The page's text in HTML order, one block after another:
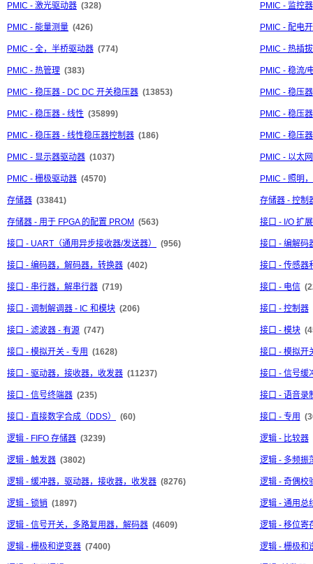
PMIC - 激光驱动器 (328) PMIC - 监控器
PMIC - 能量测量 (426) PMIC - 配电
PMIC - 全，半桥驱动器 (774) PMIC - 热插
PMIC - 热管理 (383) PMIC - 稳流/
PMIC - 稳压器 - DC DC 开关稳压器 (13853) PMIC - 稳压
PMIC - 稳压器 - 线性 (35899) PMIC - 稳压
PMIC - 稳压器 - 线性稳压器控制器 (186) PMIC - 稳压
PMIC - 显示器驱动器 (1037) PMIC - 以太
PMIC - 栅极驱动器 (4570) PMIC - 照明
存储器 (33841) 存储器 - 控制
存储器 - 用于 FPGA 的配置 PROM (563) 接口 - I/O 扩
接口 - UART（通用异步接收器/发送器） (956) 接口 - 编解码
接口 - 编码器，解码器，转换器 (402) 接口 - 传感器
接口 - 串行器，解串行器 (719) 接口 - 电信
接口 - 调制解调器 - IC 和模块 (206) 接口 - 控制器
接口 - 滤波器 - 有源 (747) 接口 - 模块
接口 - 模拟开关 - 专用 (1628) 接口 - 模拟开
接口 - 驱动器，接收器，收发器 (11237) 接口 - 信号缓
接口 - 信号终端器 (235) 接口 - 语音录
接口 - 直接数字合成（DDS） (60) 接口 - 专用
逻辑 - FIFO 存储器 (3239) 逻辑 - 比较器
逻辑 - 触发器 (3802) 逻辑 - 多频振
逻辑 - 缓冲器，驱动器，接收器，收发器 (8276) 逻辑 - 奇偶校
逻辑 - 锁销 (1897) 逻辑 - 通用总
逻辑 - 信号开关，多路复用器，解码器 (4609) 逻辑 - 移位寄
逻辑 - 栅极和逆变器 (7400) 逻辑 - 栅极和